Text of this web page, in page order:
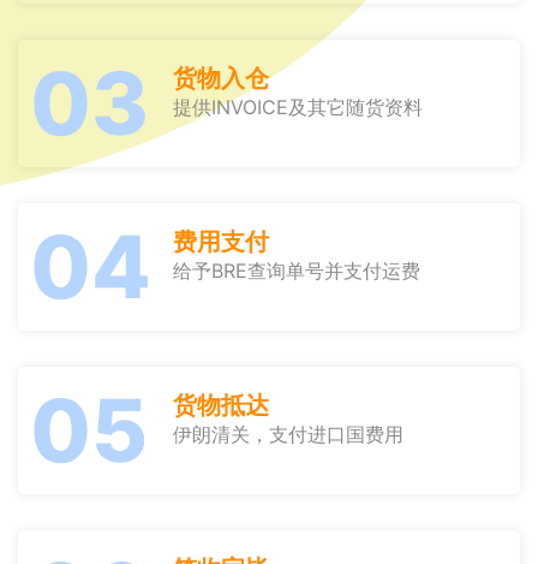
03 货物入仓
提供INVOICE及其它随货资料
04 费用支付
给予BRE查询单号并支付运费
05 货物抵达
伊朗清关，支付进口国费用